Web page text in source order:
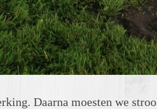
Daarna moesten we